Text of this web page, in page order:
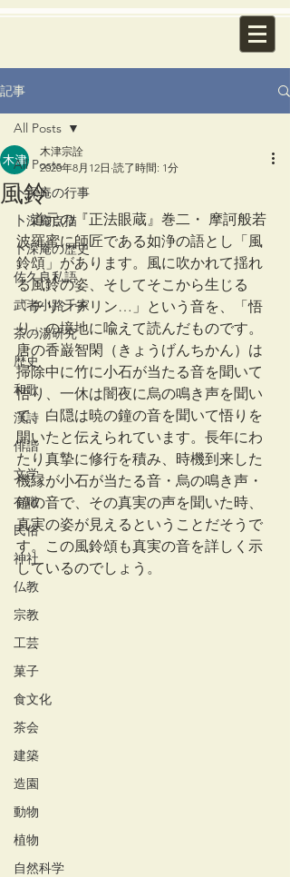
記事
All Posts
卜深庵の行事
卜深庵点描
卜深庵の歴史
佐久良私語
武者小路千家
茶の湯研究
歴史
和歌
漢詩
俳諧
文学
有職
民俗
神社
仏教
宗教
工芸
菓子
食文化
茶会
建築
造園
動物
植物
自然科学
All Posts
風鈴
木津宗詮
2020年8月12日 読了時間: 1分
道元の『正法眼蔵』巻二・ 摩訶般若
波羅蜜に師匠である如浄の語とし「風
鈴頌」があります。風に吹かれて揺れ
る風鈴の姿、そしてそこから生じる
「チリンチリン…」という音を、「悟
り」の境地に喩えて読んだものです。
唐の香巌智閑（きょうげんちかん）は
掃除中に竹に小石が当たる音を聞いて
悟り、一休は闇夜に烏の鳴き声を聞い
て、白隠は暁の鐘の音を聞いて悟りを
開いたと伝えられています。長年にわ
たり真摯に修行を積み、時機到来した
機縁が小石が当たる音・烏の鳴き声・
鐘の音で、その真実の声を聞いた時、
真実の姿が見えるということだそうで
す。この風鈴頌も真実の音を詳しく示
しているのでしょう。